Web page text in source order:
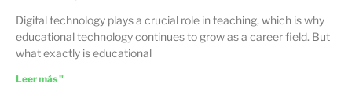
Digital technology plays a crucial role in teaching, which is why
educational technology continues to grow as a career field. But
what exactly is educational
Leer más "